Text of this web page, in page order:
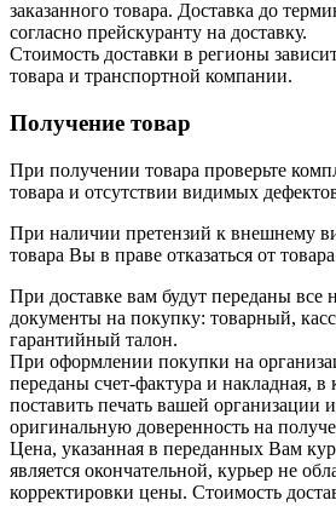
заказанного товара. Доставка до
согласно прейскуранту на доставку.
Стоимость доставки в регионы
товара и транспортной компании.
Получение товар
При получении товара проверьте
товара и отсутствии видимых
При наличии претензий к внешнему
товара Вы в праве отказаться от
При доставке вам будут переданы все
документы на покупку: товарный,
гарантийный талон.
При оформлении покупки на
переданы счет-фактура и накладная, в
поставить печать вашей организации
оригинальную доверенность на
Цена, указанная в переданных Вам
является окончательной, курьер не
корректировки цены. Стоимость